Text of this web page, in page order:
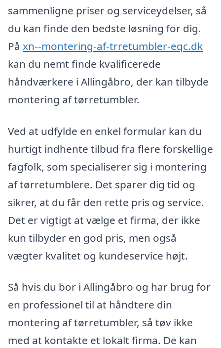
sammenligne priser og serviceydelser, så
du kan finde den bedste løsning for dig.
På xn--montering-af-trretumbler-eqc.dk
kan du nemt finde kvalificerede
håndværkere i Allingåbro, der kan tilbyde
montering af tørretumbler.
Ved at udfylde en enkel formular kan du
hurtigt indhente tilbud fra flere forskellige
fagfolk, som specialiserer sig i montering
af tørretumblere. Det sparer dig tid og
sikrer, at du får den rette pris og service.
Det er vigtigt at vælge et firma, der ikke
kun tilbyder en god pris, men også
vægter kvalitet og kundeservice højt.
Så hvis du bor i Allingåbro og har brug for
en professionel til at håndtere din
montering af tørretumbler, så tøv ikke
med at kontakte et lokalt firma. De kan